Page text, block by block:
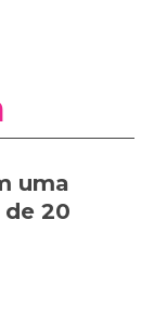
uma
20